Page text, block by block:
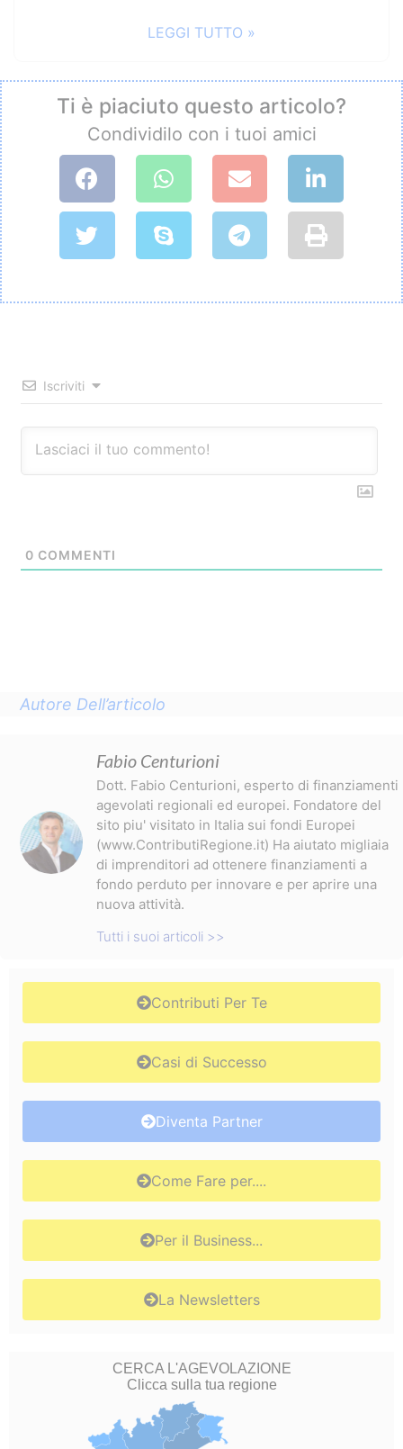
LEGGI TUTTO »
Ti è piaciuto questo articolo?
Condividilo con i tuoi amici
Iscriviti
0 COMMENTI
Autore Dell’articolo
Fabio Centurioni
Dott. Fabio Centurioni, esperto di finanziamenti
agevolati regionali ed europei. Fondatore del
sito piu' visitato in Italia sui fondi Europei
(www.ContributiRegione.it) Ha aiutato migliaia
di imprenditori ad ottenere finanziamenti a
fondo perduto per innovare e per aprire una
nuova attività.
Tutti i suoi articoli >>
Contributi Per Te
Casi di Successo
Diventa Partner
Come Fare per....
Per il Business...
La Newsletters